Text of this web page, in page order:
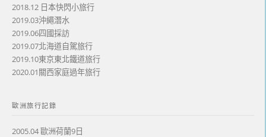
2018.12 日本快閃小旅行
2019.03沖繩潛水
2019.06四國採訪
2019.07北海道自駕旅行
2019.10東京東北鐵道旅行
2020.01關西家庭過年旅行
歐洲旅行記錄
2005.04 歐洲荷蘭9日